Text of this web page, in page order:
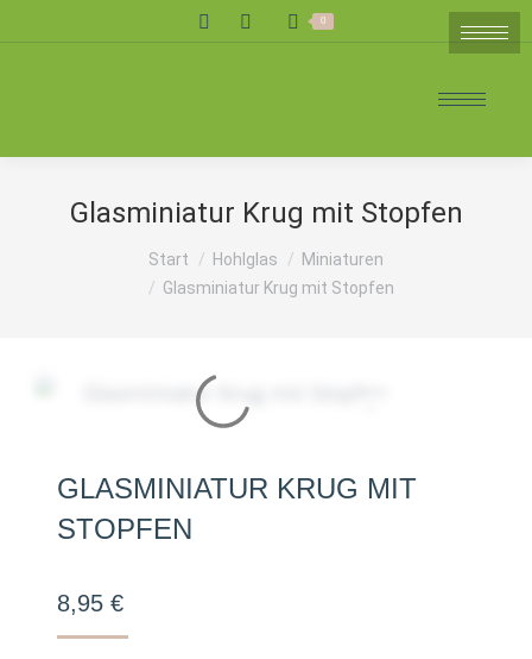
Search: 0
Glasminiatur Krug mit Stopfen
Sie befinden sich hier:
Start Hohlglas
Miniaturen
Glasminiatur Krug mit Stopfen
GLASMINIATUR KRUG MIT
STOPFEN
8,95 €